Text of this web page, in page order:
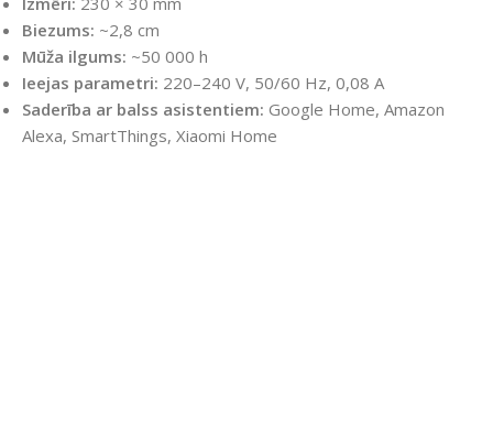
Biezums: ~2,8 cm
Mūža ilgums: ~50 000 h
Ieejas parametri: 220–240 V, 50/60 Hz, 0,08 A
Saderība ar balss asistentiem: Google Home, Amazon
Alexa, SmartThings, Xiaomi Home